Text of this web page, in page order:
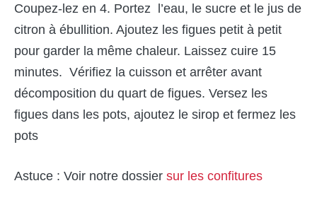
Coupez-lez en 4. Portez l’eau, le sucre et le jus de
citron à ébullition. Ajoutez les figues petit à petit
pour garder la même chaleur. Laissez cuire 15
minutes. Vérifiez la cuisson et arrêter avant
décomposition du quart de figues. Versez les
figues dans les pots, ajoutez le sirop et fermez les
pots
Astuce : Voir notre dossier sur les confitures